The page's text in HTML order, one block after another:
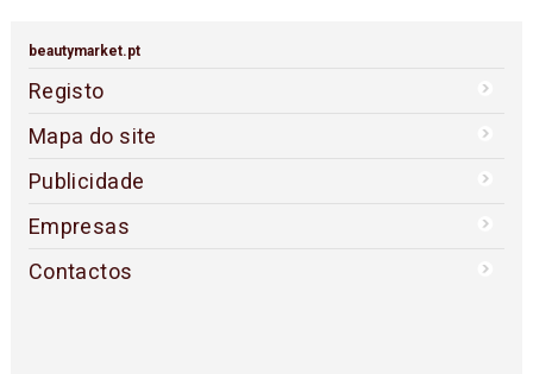
beautymarket.pt
Registo
Mapa do site
Publicidade
Empresas
Contactos